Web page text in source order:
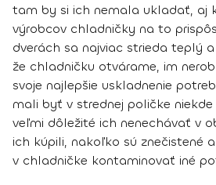
tam by si ich nemala ukladať, aj
výrobcov chladničky na to
dverách sa najviac strieda teplý
že chladničku otvárame, im
svoje najlepšie uskladnenie
mali byť v strednej poličke niekde
veľmi dôležité ich nenechávať v
ich kúpili, nakoľko sú znečistené
v chladničke kontaminovať iné